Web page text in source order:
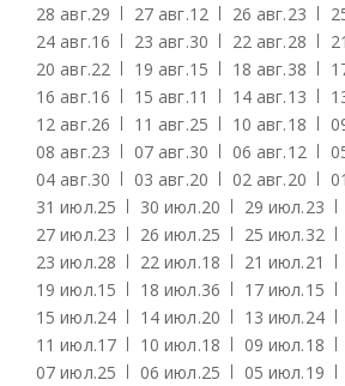
28 авг.29 27 авг.12 26 авг.23
24 авг.16 23 авг.30 22 авг.28
20 авг.22 19 авг.15 18 авг.38
16 авг.16 15 авг.11 14 авг.13
12 авг.26 11 авг.25 10 авг.18
08 авг.23 07 авг.30 06 авг.12
04 авг.30 03 авг.20 02 авг.20
31 июл.25 30 июл.20 29 июл.23
27 июл.23 26 июл.25 25 июл.32
23 июл.28 22 июл.18 21 июл.21
19 июл.15 18 июл.36 17 июл.15
15 июл.24 14 июл.20 13 июл.24
11 июл.17 10 июл.18 09 июл.18
07 июл.25 06 июл.25 05 июл.19